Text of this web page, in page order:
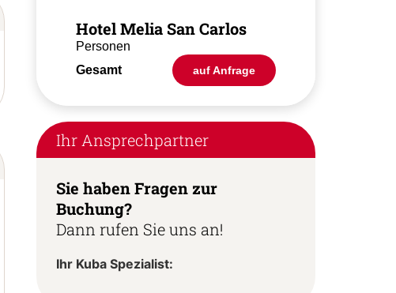
Hotel Melia San Carlos
Personen
Gesamt
auf Anfrage
Ihr Ansprechpartner
Sie haben Fragen zur
Buchung?
Dann rufen Sie uns an!
Ihr Kuba Spezialist: